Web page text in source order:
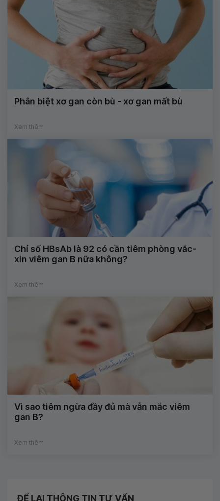
Phân biệt xơ gan còn bù - xơ gan mất bù
Xem thêm
Chỉ số HBsAb là 92 có cần tiêm phòng vắc-
xin viêm gan B nữa không?
Xem thêm
Vì sao tiêm ngừa đầy đủ mà vẫn mắc viêm
gan B?
Xem thêm
ĐỂ LẠI THÔNG TIN TƯ VẤN